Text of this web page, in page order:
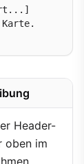
Header-
oben im